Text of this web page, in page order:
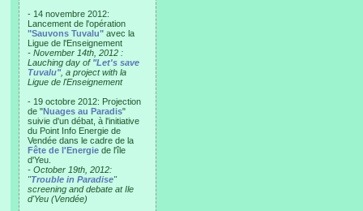
- 14 novembre 2012:
Lancement de l'opération
"Sauvons Tuvalu" avec la
Ligue de l'Enseignement
- November 14th, 2012 :
Lauching day of "Let's save
Tuvalu", a project with la
Ligue de l'Enseignement
- 19 octobre 2012: Projection
de "Nuages au Paradis"
suivie d'un débat, à l'initiative
du Point Info Energie de
Vendée dans le cadre de la
Fête de l'Energie de l'île
d'Yeu.
- October 19th, 2012:
"Trouble in Paradise"
screening and debate at Ile
d'Yeu (Vendée)